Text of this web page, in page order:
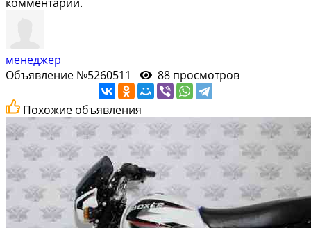
менеджер
Объявление №5260511
88 просмотров
Похожие объявления